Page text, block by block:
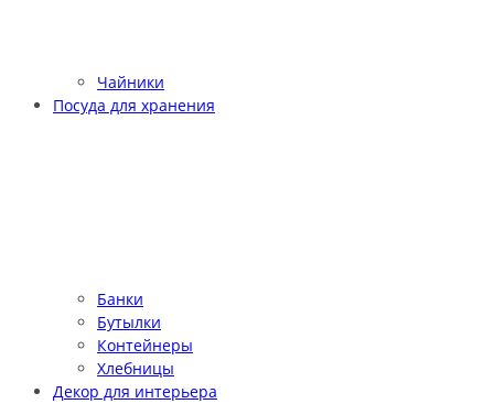
Чайники
Посуда для хранения
Банки
Бутылки
Контейнеры
Хлебницы
Декор для интерьера